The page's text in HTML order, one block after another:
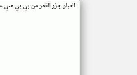
اخبار جزر القمر من بي بي سي